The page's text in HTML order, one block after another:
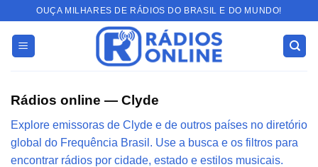
content
OUÇA MILHARES DE RÁDIOS DO BRASIL E DO MUNDO!
Rádios online — Clyde
Explore emissoras de Clyde e de outros países no diretório
global do Frequência Brasil. Use a busca e os filtros para
encontrar rádios por cidade, estado e estilos musicais.